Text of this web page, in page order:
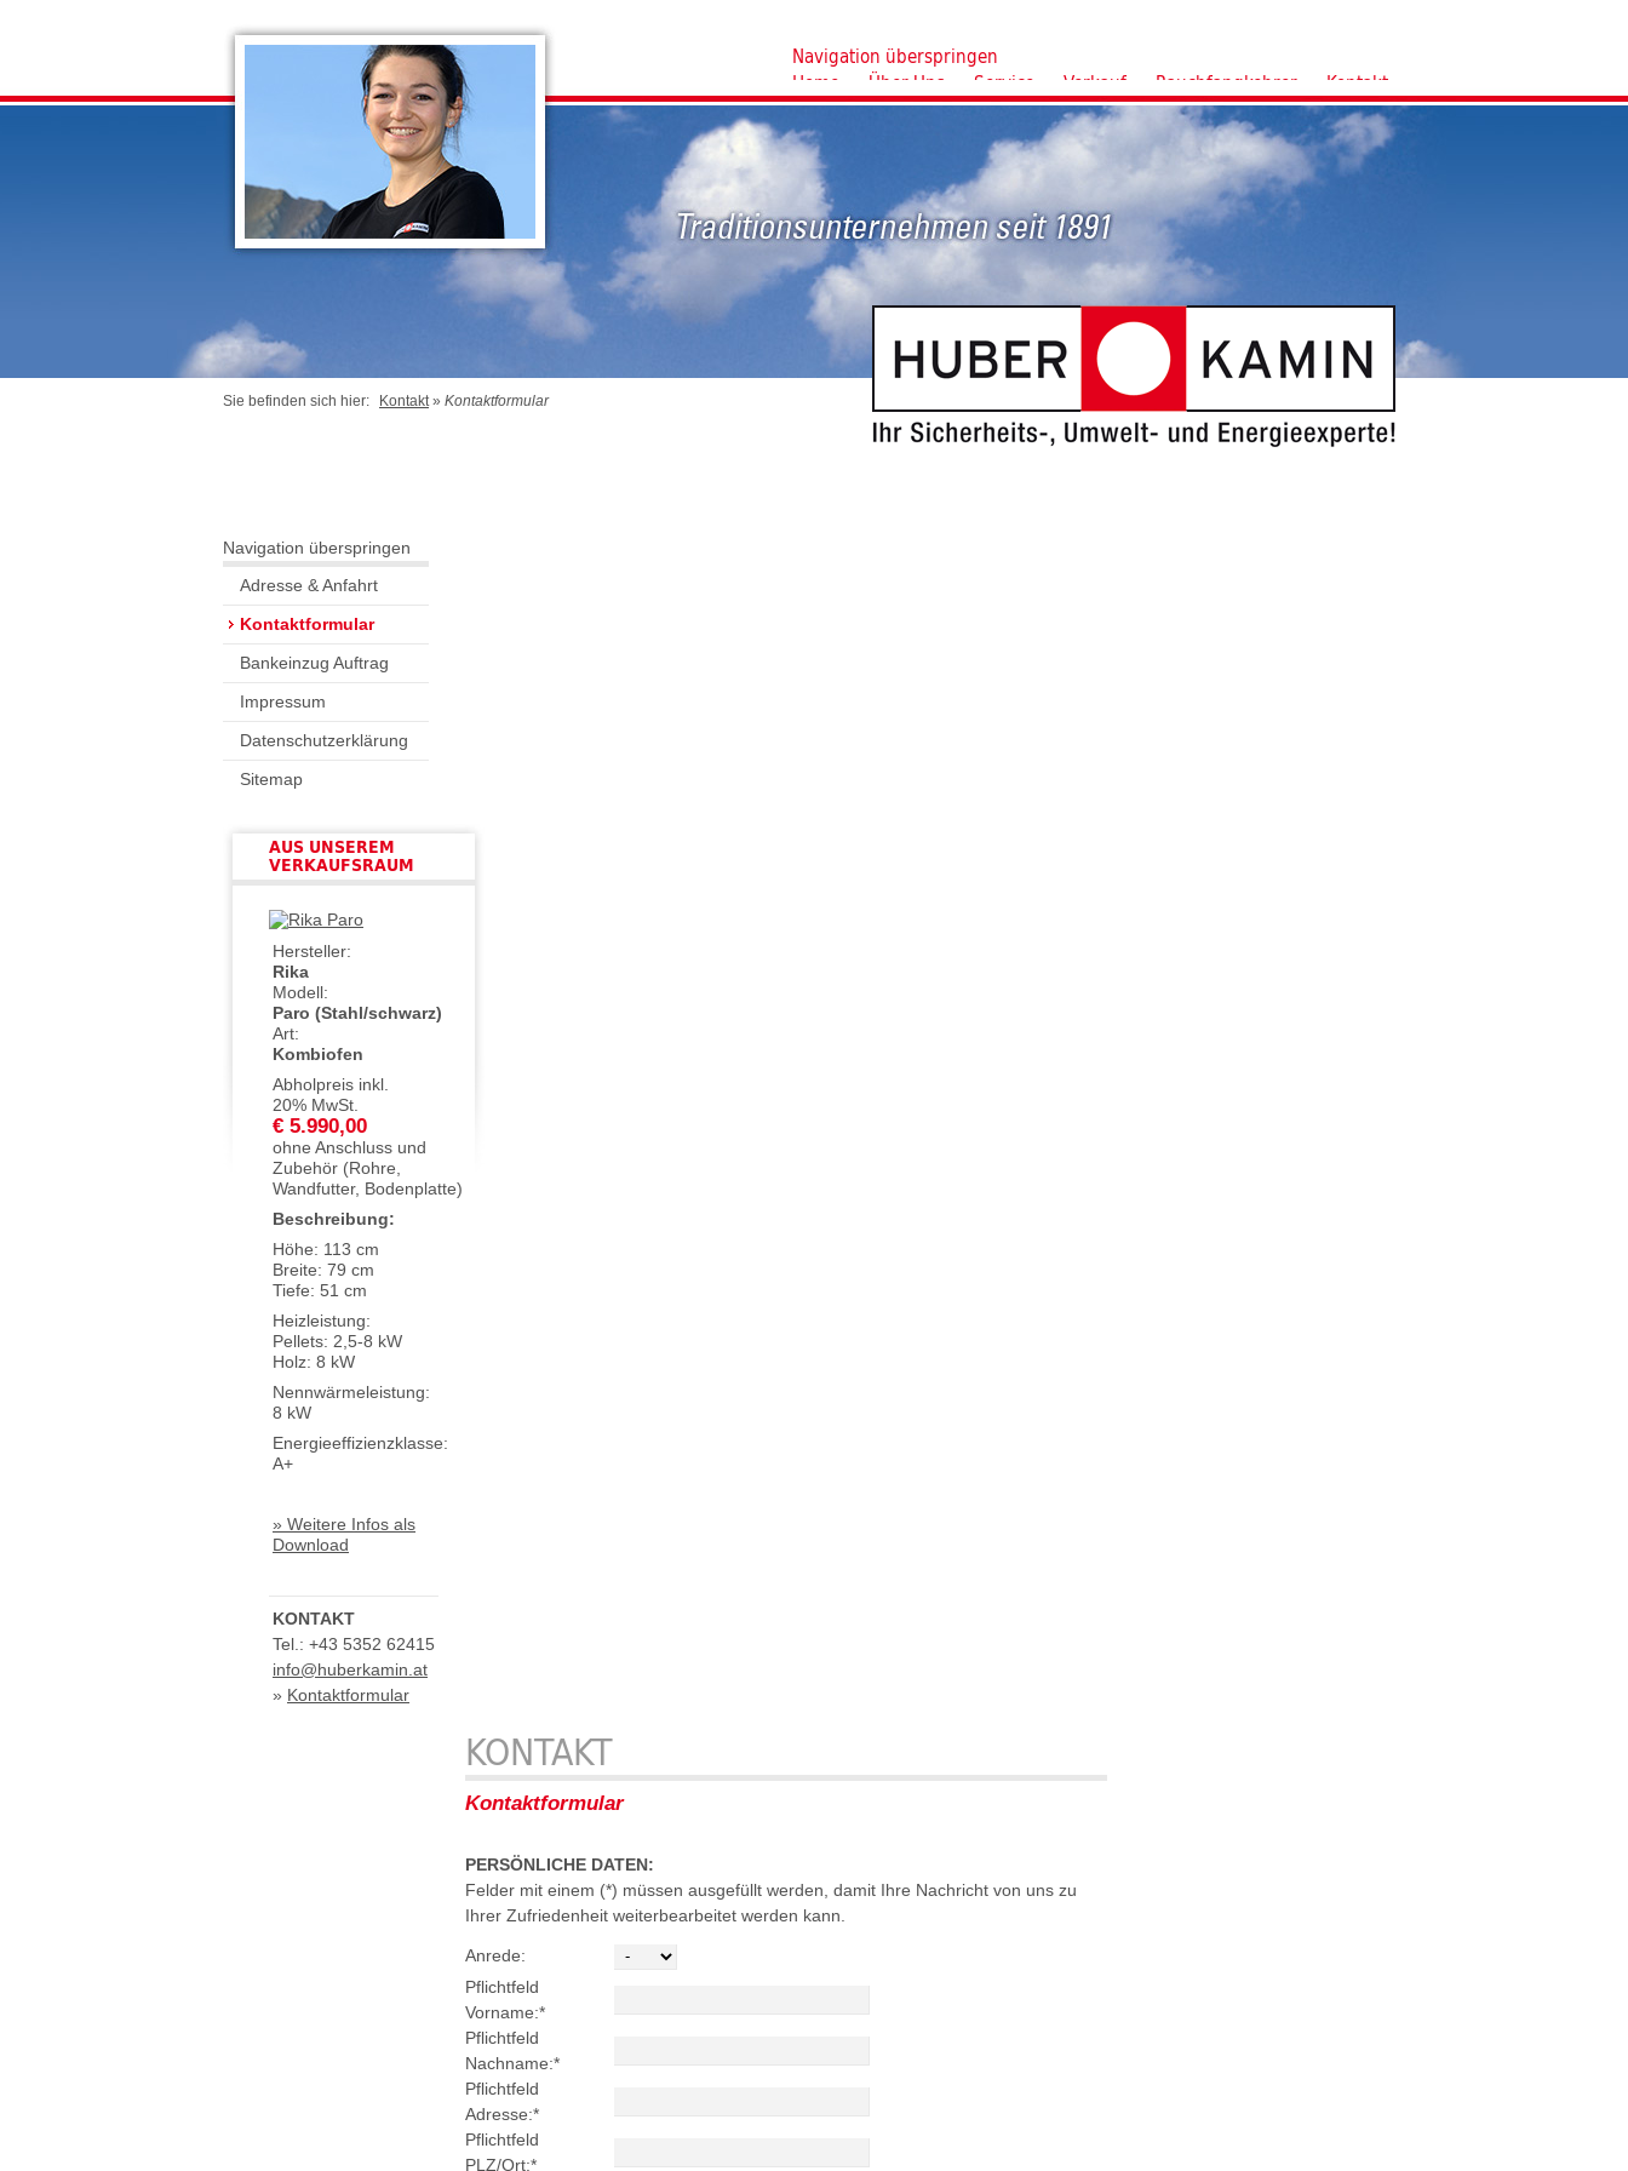
Navigation überspringen
Home
Über Uns Service Verkauf Rauchfangkehrer Kontakt
Sie befinden sich hier: Kontakt» Kontaktformular
Navigation überspringen
Adresse & Anfahrt
Kontaktformular
Bankeinzug Auftrag
Impressum
Datenschutzerklärung
Sitemap
AUS UNSEREM
VERKAUFSRAUM
Hersteller:
Rika
Modell:
Paro (Stahl/schwarz)
Art:
Kombiofen
Abholpreis inkl.
20% MwSt.
€ 5.990,00
ohne Anschluss und
Zubehör (Rohre,
Wandfutter, Bodenplatte)
Beschreibung:
Höhe: 113 cm
Breite: 79 cm
Tiefe: 51 cm
Heizleistung:
Pellets: 2,5-8 kW
Holz: 8 kW
Nennwärmeleistung:
8 kW
Energieeffizienzklasse:
A+
» Weitere Infos als
Download
KONTAKT
Tel.: +43 5352 62415
info@huberkamin.at
» Kontaktformular
KONTAKT
Kontaktformular
PERSÖNLICHE DATEN:
Felder mit einem (*) müssen ausgefüllt werden, damit Ihre Nachricht von uns zu
Ihrer Zufriedenheit weiterbearbeitet werden kann.
Anrede:
Pflichtfeld
Vorname:*
Pflichtfeld
Nachname:*
Pflichtfeld
Adresse:*
Pflichtfeld
PLZ/Ort:*